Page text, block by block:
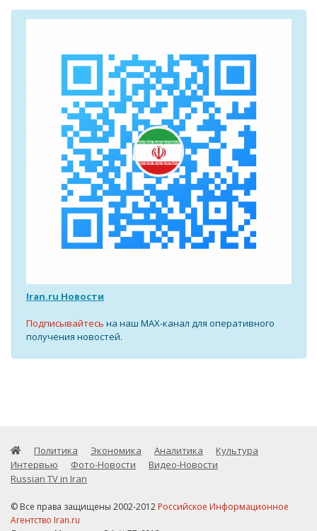
Iran.ru Новости
Подписывайтесь на наш MAX-канал для оперативного
получения новостей.
Политика Экономика Аналитика
Культура
Интервью
Фото-Новости
Видео-Новости
Russian TV in Iran
© Все права защищены 2002-2012 Российское Информационное
Агентство Iran.ru